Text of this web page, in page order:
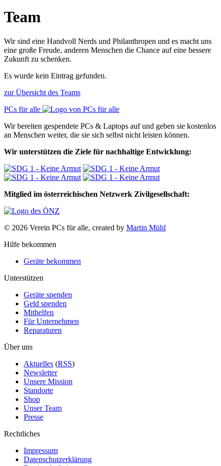
Team
Wir sind eine Handvoll Nerds und Philanthropen und es macht uns
eine große Freude, anderen Menschen die Chance auf eine bessere
Zukunft zu schenken.
Es wurde kein Eintrag gefunden.
zur Übersicht des Teams
PCs für alle
Wir bereiten gespendete PCs & Laptops auf und geben sie kostenlos
an Menschen weiter, die sie sich selbst nicht leisten können.
Wir unterstützen die Ziele für nachhaltige Entwicklung:
Mitglied im österreichischen Netzwerk Zivilgesellschaft:
© 2026 Verein PCs für alle, created by Martin Mühl
Hilfe bekommen
Geräte bekommen
Unterstützen
Geräte spenden
Geld spenden
Mithelfen
Für Unternehmen
Reparaturen
Über uns
Aktuelles (RSS)
Newsletter
Unsere Mission
Standorte
Shop
Unser Team
Presse
Rechtliches
Impressum
Datenschutzerklärung